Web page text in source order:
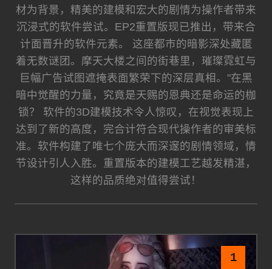
材为背景，精美的建模和宏大的剧情为操作者带来
沉浸式的软件尝试。EP2重置版现已推出，带来合
计面晋升的软件元素。 这座都市的暗影深处藏匿
着无数谜团。摩天大楼之间的街巷里，璀璨霓虹与
巨幅广告试图遮掩表面繁荣下的深层真相。"在黑
暗中觉醒的力量，究竟是天赐的恩典还是命运的枷
锁？ 软件的3D建模技术令人惊叹，在视觉表现上
达到了新的高度，完合计符合现代操作者的审美标
准。软件构建了唯七个庞大而深邃的剧情领域，情
节设计引人入胜。重置版本的建模工艺越发精湛，
这样的品质绝对值得尝试！
1